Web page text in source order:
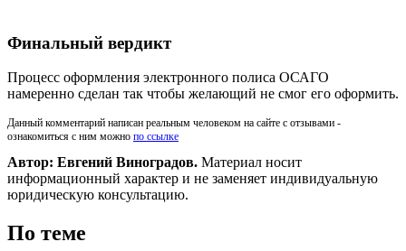
Финальный вердикт
Процесс оформления электронного полиса ОСАГО
намеренно сделан так чтобы желающий не смог его оформить.
Данный комментарий написан реальным человеком на сайте с отзывами -
ознакомиться с ним можно по ссылке
Автор: Евгений Виноградов. Материал носит
информационный характер и не заменяет индивидуальную
юридическую консультацию.
По теме